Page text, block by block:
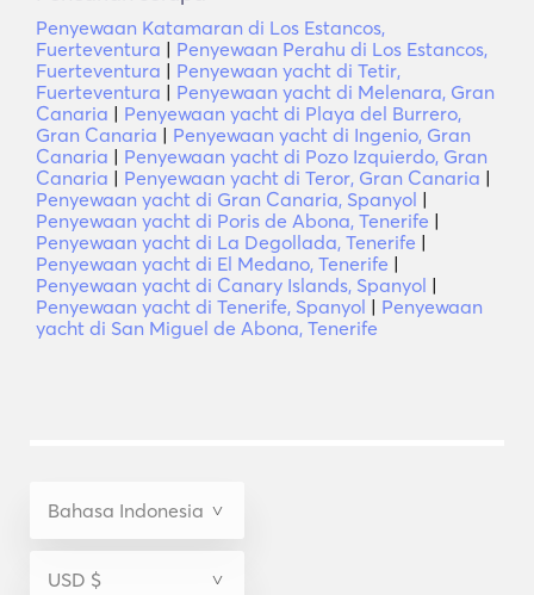
Penyewaan Katamaran di Los Estancos,
Fuerteventura | Penyewaan Perahu di Los Estancos,
Fuerteventura | Penyewaan yacht di Tetir,
Fuerteventura | Penyewaan yacht di Melenara, Gran
Canaria | Penyewaan yacht di Playa del Burrero,
Gran Canaria | Penyewaan yacht di Ingenio, Gran
Canaria | Penyewaan yacht di Pozo Izquierdo, Gran
Canaria | Penyewaan yacht di Teror, Gran Canaria |
Penyewaan yacht di Gran Canaria, Spanyol |
Penyewaan yacht di Poris de Abona, Tenerife |
Penyewaan yacht di La Degollada, Tenerife |
Penyewaan yacht di El Medano, Tenerife |
Penyewaan yacht di Canary Islands, Spanyol |
Penyewaan yacht di Tenerife, Spanyol | Penyewaan
yacht di San Miguel de Abona, Tenerife